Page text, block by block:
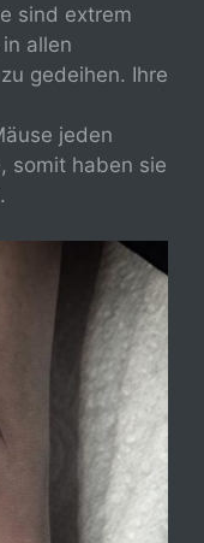
sind extrem
allen
gedeihen. Ihre
jeden
somit haben sie